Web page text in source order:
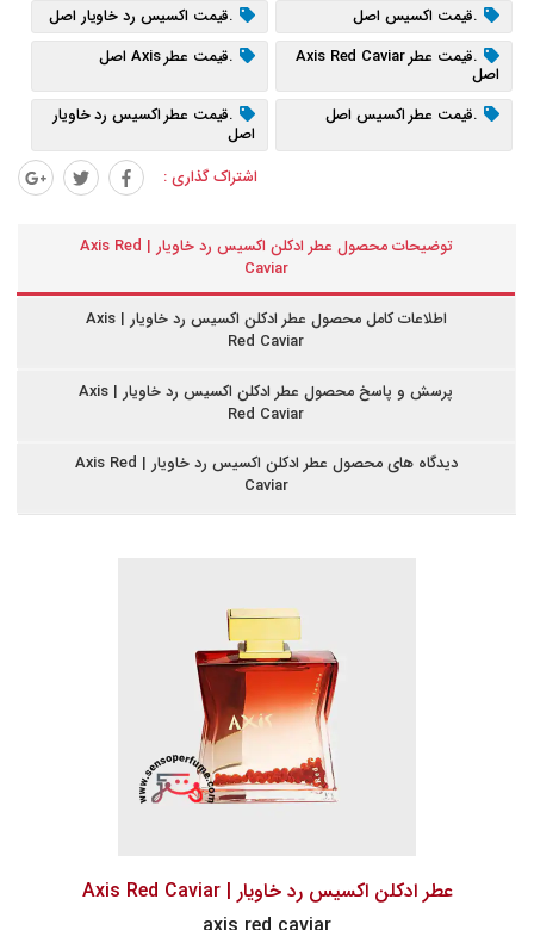
.قیمت اکسیس اصل
.قیمت اکسیس رد خاویار اصل
.قیمت عطر Axis Red Caviar
اصل
.قیمت عطر Axis اصل
.قیمت عطر اکسیس اصل .قیمت عطر اکسیس رد خاویار
اصل
اشتراک گذاری :
توضیحات محصول عطر ادکلن اکسیس رد خاویار | Axis Red
Caviar
اطلاعات کامل محصول عطر ادکلن اکسیس رد خاویار | Axis
Red Caviar
پرسش و پاسخ محصول عطر ادکلن اکسیس رد خاویار | Axis
Red Caviar
دیدگاه های محصول عطر ادکلن اکسیس رد خاویار | Axis Red
Caviar
عطر ادکلن اکسیس رد خاویار | Axis Red Caviar